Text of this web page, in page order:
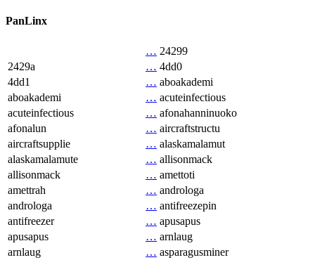
PanLinx
… 24299
2429a
… 4dd0
4dd1
… aboakademi
aboakademi
… acuteinfectious
acuteinfectious
… afonahanninuoko
afonalun
… aircraftstructu
aircraftsupplie
… alaskamalamut
alaskamalamute
… allisonmack
allisonmack
… amettoti
amettrah
… androloga
androloga
… antifreezepin
antifreezer
… apusapus
apusapus
… arnlaug
arnlaug
… asparagusminer